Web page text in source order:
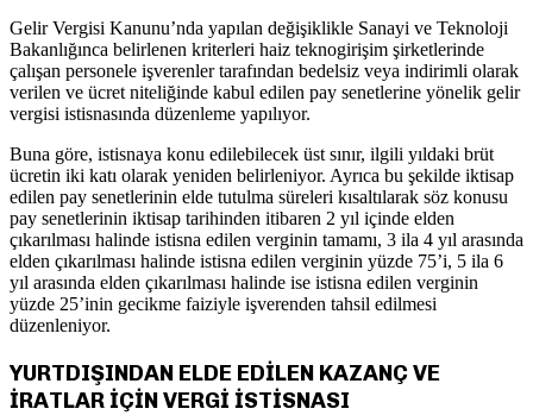
Gelir Vergisi Kanunu’nda yapılan değişiklikle Sanayi ve Teknoloji
Bakanlığınca belirlenen kriterleri haiz teknogirişim şirketlerinde
çalışan personele işverenler tarafından bedelsiz veya indirimli olarak
verilen ve ücret niteliğinde kabul edilen pay senetlerine yönelik gelir
vergisi istisnasında düzenleme yapılıyor.
Buna göre, istisnaya konu edilebilecek üst sınır, ilgili yıldaki brüt
ücretin iki katı olarak yeniden belirleniyor. Ayrıca bu şekilde iktisap
edilen pay senetlerinin elde tutulma süreleri kısaltılarak söz konusu
pay senetlerinin iktisap tarihinden itibaren 2 yıl içinde elden
çıkarılması halinde istisna edilen verginin tamamı, 3 ila 4 yıl arasında
elden çıkarılması halinde istisna edilen verginin yüzde 75’i, 5 ila 6
yıl arasında elden çıkarılması halinde ise istisna edilen verginin
yüzde 25’inin gecikme faiziyle işverenden tahsil edilmesi
düzenleniyor.
YURTDIŞINDAN ELDE EDİLEN KAZANÇ VE
İRATLAR İÇİN VERGİ İSTİSNASI